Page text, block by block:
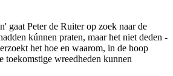
gaat Peter de Ruiter op zoek naar de
kúnnen praten, maar het niet deden -
het hoe en waarom, in de hoop
toekomstige wreedheden kunnen